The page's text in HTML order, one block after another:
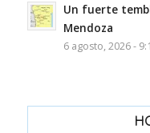
Un fuerte
Mendoza
6 agosto, 2026 -